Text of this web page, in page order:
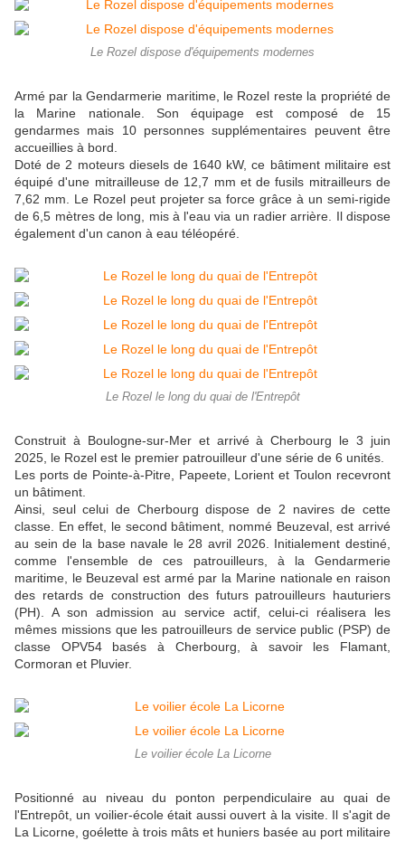
Le Rozel dispose d'équipements modernes
Armé par la Gendarmerie maritime, le Rozel reste la propriété de
la Marine nationale. Son équipage est composé de 15
gendarmes mais 10 personnes supplémentaires peuvent être
accueillies à bord.
Doté de 2 moteurs diesels de 1640 kW, ce bâtiment militaire est
équipé d'une mitrailleuse de 12,7 mm et de fusils mitrailleurs de
7,62 mm. Le Rozel peut projeter sa force grâce à un semi-rigide
de 6,5 mètres de long, mis à l'eau via un radier arrière. Il dispose
également d'un canon à eau téléopéré.
Le Rozel le long du quai de l'Entrepôt
Construit à Boulogne-sur-Mer et arrivé à Cherbourg le 3 juin
2025, le Rozel est le premier patrouilleur d'une série de 6 unités.
Les ports de Pointe-à-Pitre, Papeete, Lorient et Toulon recevront
un bâtiment.
Ainsi, seul celui de Cherbourg dispose de 2 navires de cette
classe. En effet, le second bâtiment, nommé Beuzeval, est arrivé
au sein de la base navale le 28 avril 2026. Initialement destiné,
comme l'ensemble de ces patrouilleurs, à la Gendarmerie
maritime, le Beuzeval est armé par la Marine nationale en raison
des retards de construction des futurs patrouilleurs hauturiers
(PH). A son admission au service actif, celui-ci réalisera les
mêmes missions que les patrouilleurs de service public (PSP) de
classe OPV54 basés à Cherbourg, à savoir les Flamant,
Cormoran et Pluvier.
Le voilier école La Licorne
Positionné au niveau du ponton perpendiculaire au quai de
l'Entrepôt, un voilier-école était aussi ouvert à la visite. Il s'agit de
La Licorne, goélette à trois mâts et huniers basée au port militaire